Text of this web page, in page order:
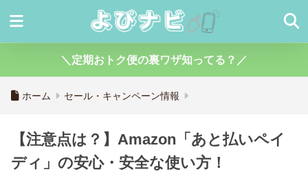
＼定期おトク便の裏ワザ知ってる？／
ホーム セール・キャンペーン情報
【注意点は？】Amazon「あと払いペイ
ディ」の安心・安全な使い方！